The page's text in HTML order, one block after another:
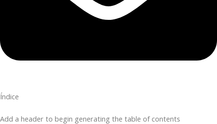
Índice
Add a header to begin generating the table of contents